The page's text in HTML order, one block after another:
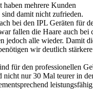
haben mehrere Kunden
sind damit nicht zufrieden.
bei den IPL Geräten für
fallen die Haare auch bei
jedoch alle wieder. Damit
wir deutlich
für den professionellen
nicht nur 30 Mal teurer in